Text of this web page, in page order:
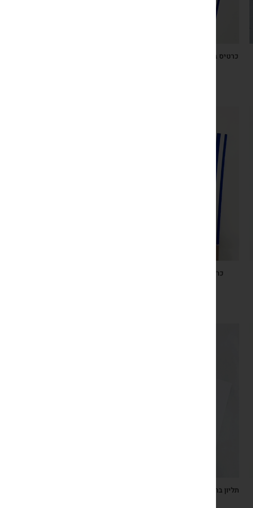
כרטיס ברכה ישראלי כחול לבן עם מחזיק מפתחות פרפר בעבודת
כרטיס ברכה ישראלי כחול לבן עם מחזיק מפתחות עוגן
תליון ברזל דקורטיבי, בית עם לב, על כרטיס ברכה עם ברכת הבית